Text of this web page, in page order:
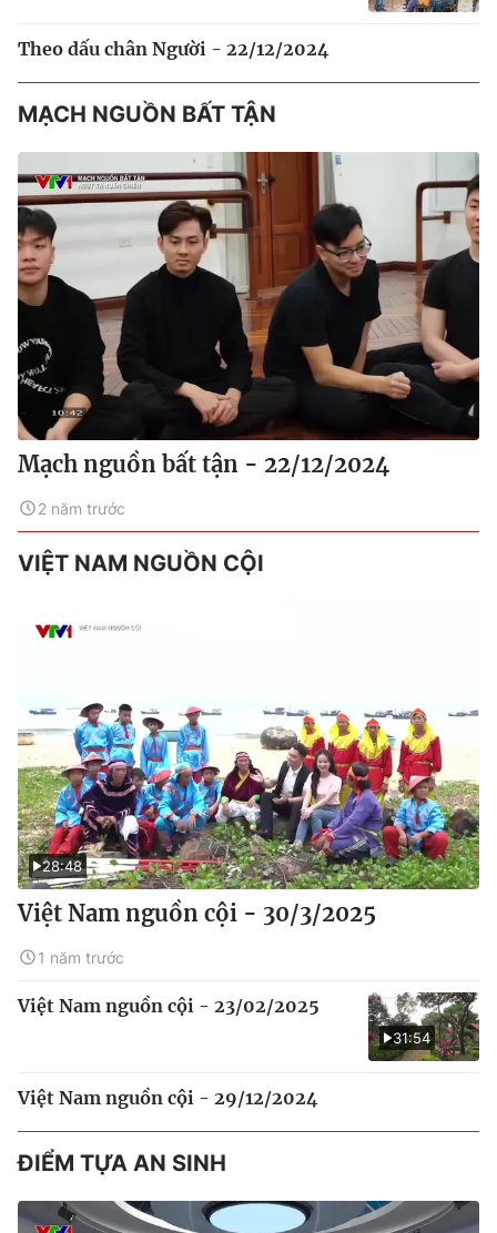
Theo dấu chân Người - 22/12/2024
MẠCH NGUỒN BẤT TẬN
Mạch nguồn bất tận - 22/12/2024
2 năm trước
VIỆT NAM NGUỒN CỘI
28:48
Việt Nam nguồn cội - 30/3/2025
1 năm trước
31:54
Việt Nam nguồn cội - 23/02/2025
Việt Nam nguồn cội - 29/12/2024
ĐIỂM TỰA AN SINH